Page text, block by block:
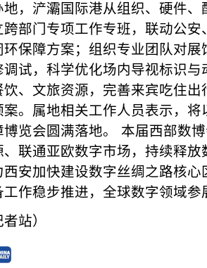
，浐灞国际港从组织、硬件
跨部门专项工作专班，联动公
保障方案；组织专业团队对
试，科学优化场内导视标识
、文旅资源，完善来宾吃住
。属地相关工作人员表示，
览会圆满落地。 本届西部数
、联通亚欧数字市场，持续释
安加快建设数字丝绸之路核
工作稳步推进，全球数字领域
站）